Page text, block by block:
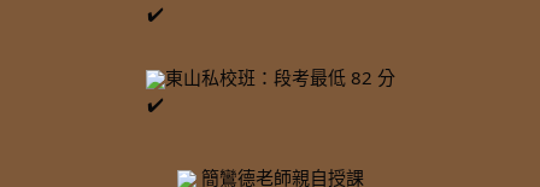
東山私校班：段考最低 82 分
簡鸞德老師親自授課